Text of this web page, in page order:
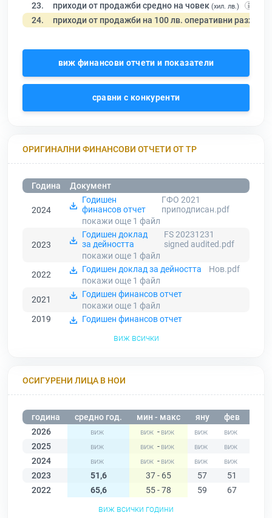
23. приходи от продажби средно на човек (хил. лв.)
24. приходи от продажби на 100 лв. оперативни разходи
виж финансови отчети и показатели
сравни с конкуренти
ОРИГИНАЛНИ ФИНАНСОВИ ОТЧЕТИ ОТ ТР
Година Документ
2024
Годишен
финансов отчет
ГФО 2021
приподписан.pdf
покажи още 1 файл
2023
Годишен доклад
за дейността
FS 20231231
signed audited.pdf
покажи още 1 файл
2022
Годишен доклад за дейността
Нов.pdf
покажи още 1 файл
2021
Годишен финансов отчет
покажи още 1 файл
2019
Годишен финансов отчет
виж всички
ОСИГУРЕНИ ЛИЦА В НОИ
година средно год. мин - макс яну фев
2026
-
2025
-
2024
-
2023
51,6 37 - 65 57 51
2022
65,6 55 - 78 59 67
виж всички години